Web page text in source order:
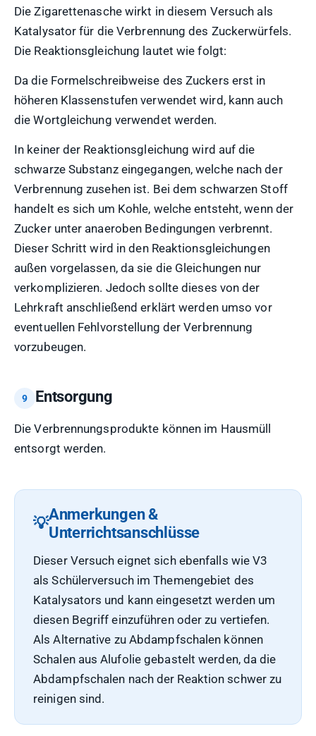
Die Zigarettenasche wirkt in diesem Versuch als
Katalysator für die Verbrennung des Zuckerwürfels.
Die Reaktionsgleichung lautet wie folgt:
Da die Formelschreibweise des Zuckers erst in
höheren Klassenstufen verwendet wird, kann auch
die Wortgleichung verwendet werden.
In keiner der Reaktionsgleichung wird auf die
schwarze Substanz eingegangen, welche nach der
Verbrennung zusehen ist. Bei dem schwarzen Stoff
handelt es sich um Kohle, welche entsteht, wenn der
Zucker unter anaeroben Bedingungen verbrennt.
Dieser Schritt wird in den Reaktionsgleichungen
außen vorgelassen, da sie die Gleichungen nur
verkomplizieren. Jedoch sollte dieses von der
Lehrkraft anschließend erklärt werden umso vor
eventuellen Fehlvorstellung der Verbrennung
vorzubeugen.
Entsorgung
Die Verbrennungsprodukte können im Hausmüll
entsorgt werden.
Anmerkungen &
Unterrichtsanschlüsse
Dieser Versuch eignet sich ebenfalls wie V3
als Schülerversuch im Themengebiet des
Katalysators und kann eingesetzt werden um
diesen Begriff einzuführen oder zu vertiefen.
Als Alternative zu Abdampfschalen können
Schalen aus Alufolie gebastelt werden, da die
Abdampfschalen nach der Reaktion schwer zu
reinigen sind.